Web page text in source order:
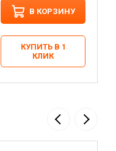
В КОРЗИНУ
КУПИТЬ В 1
КЛИК